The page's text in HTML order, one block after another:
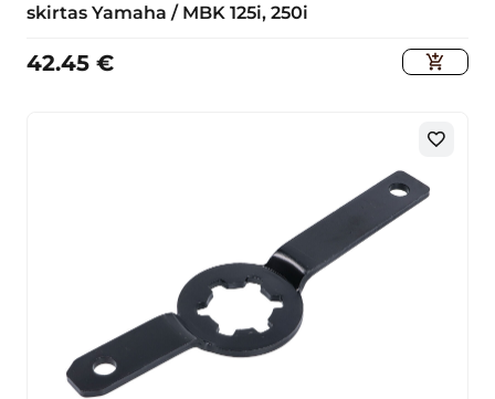
skirtas Yamaha / MBK 125i, 250i
42.45 €